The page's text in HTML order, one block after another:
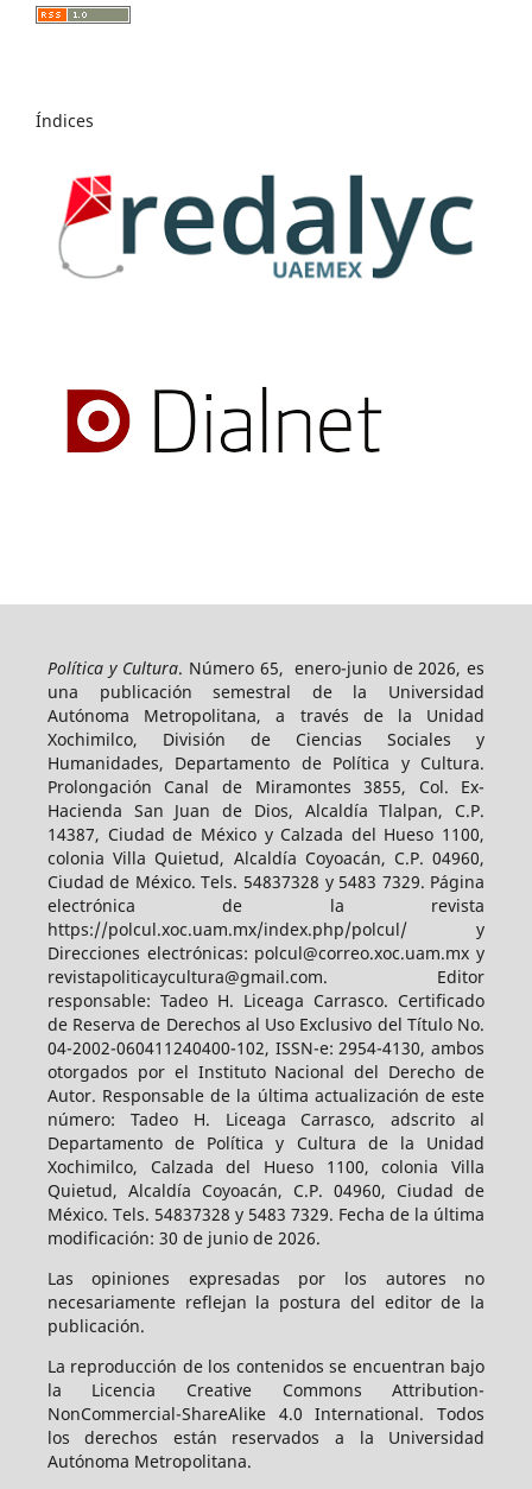
Índices
Política y Cultura. Número 65, enero-junio de 2026, es
una publicación semestral de la Universidad
Autónoma Metropolitana, a través de la Unidad
Xochimilco, División de Ciencias Sociales y
Humanidades, Departamento de Política y Cultura.
Prolongación Canal de Miramontes 3855, Col. Ex-
Hacienda San Juan de Dios, Alcaldía Tlalpan, C.P.
14387, Ciudad de México y Calzada del Hueso 1100,
colonia Villa Quietud, Alcaldía Coyoacán, C.P. 04960,
Ciudad de México. Tels. 54837328 y 5483 7329. Página
electrónica de la revista
https://polcul.xoc.uam.mx/index.php/polcul/ y
Direcciones electrónicas: polcul@correo.xoc.uam.mx y
revistapoliticaycultura@gmail.com. Editor
responsable: Tadeo H. Liceaga Carrasco. Certificado
de Reserva de Derechos al Uso Exclusivo del Título No.
04-2002-060411240400-102, ISSN-e: 2954-4130, ambos
otorgados por el Instituto Nacional del Derecho de
Autor. Responsable de la última actualización de este
número: Tadeo H. Liceaga Carrasco, adscrito al
Departamento de Política y Cultura de la Unidad
Xochimilco, Calzada del Hueso 1100, colonia Villa
Quietud, Alcaldía Coyoacán, C.P. 04960, Ciudad de
México. Tels. 54837328 y 5483 7329. Fecha de la última
modificación: 30 de junio de 2026.
Las opiniones expresadas por los autores no
necesariamente reflejan la postura del editor de la
publicación.
La reproducción de los contenidos se encuentran bajo
la Licencia Creative Commons Attribution-
NonCommercial-ShareAlike 4.0 International. Todos
los derechos están reservados a la Universidad
Autónoma Metropolitana.